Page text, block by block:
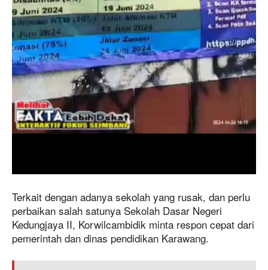
Terkait dengan adanya sekolah yang rusak, dan perlu
perbaikan salah satunya Sekolah Dasar Negeri
Kedungjaya II, Korwilcambidik minta respon cepat dari
pemerintah dan dinas pendidikan Karawang.